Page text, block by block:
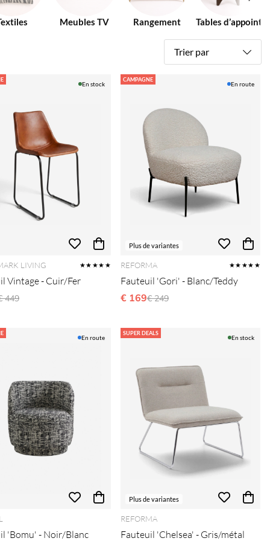
Meubles TV Rangement Tables d’appoint
Trier par
En stock
LIVING ★★★★★
Vintage - Cuir/Fer
régulier:
449
CAMPAGNE
Plus de variantes
En route
REFORMA ★★★★★
Fauteuil 'Gori' - Blanc/Teddy
€ 169Prix régulier:
€ 249
En route
'Bomu' - Noir/Blanc
SUPER DEALS
Plus de variantes
En stock
REFORMA
Fauteuil 'Chelsea' - Gris/métal